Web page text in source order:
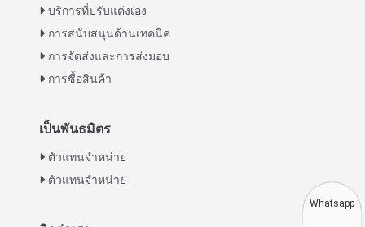
บริการที่ปรับแต่งเอง
การสนับสนุนด้านเทคนิค
การจัดส่งและการส่งมอบ
การซื้อสินค้า
เป็นพันธมิตร
ตัวแทนจำหน่าย
ตัวแทนจำหน่าย
Korean
Urdu
Greek
Italian
Whatsapp